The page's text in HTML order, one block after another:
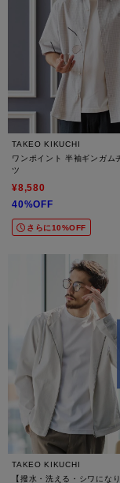
TAKEO KIKUCHI
ワンポイント 半袖ギンガム
ツ
¥8,580
40%OFF
さらに10%OFF
TAKEO KIKUCHI
【撥水・洗える・シワにな